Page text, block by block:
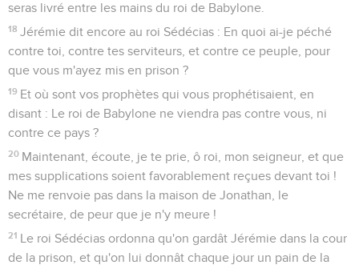
seras livré entre les mains du roi de Babylone.
18 Jérémie dit encore au roi Sédécias : En quoi ai-je péché
contre toi, contre tes serviteurs, et contre ce peuple, pour
que vous m'ayez mis en prison ?
19 Et où sont vos prophètes qui vous prophétisaient, en
disant : Le roi de Babylone ne viendra pas contre vous, ni
contre ce pays ?
20 Maintenant, écoute, je te prie, ô roi, mon seigneur, et que
mes supplications soient favorablement reçues devant toi !
Ne me renvoie pas dans la maison de Jonathan, le
secrétaire, de peur que je n'y meure !
21 Le roi Sédécias ordonna qu'on gardât Jérémie dans la cour
de la prison, et qu'on lui donnât chaque jour un pain de la